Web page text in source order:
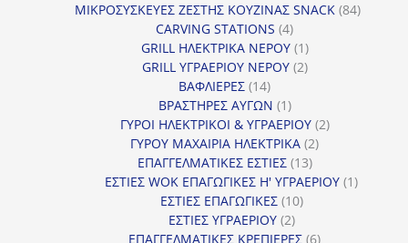
προϊόν
ΜΙΚΡΟΣΥΣΚΕΥΕΣ ΖΕΣΤΗΣ ΚΟΥΖΙΝΑΣ SNACK 8484
CARVING STATIONS 44
προϊόντα
GRILL ΗΛΕΚΤΡΙΚΑ ΝΕΡΟΥ 11
προϊόν
GRILL ΥΓΡΑΕΡΙΟΥ ΝΕΡΟΥ 22
ΒΑΦΛΙΕΡΕΣ 1414
προϊόντα
ΒΡΑΣΤΗΡΕΣ ΑΥΓΩΝ 11
προϊόν
ΓΥΡΟΙ ΗΛΕΚΤΡΙΚΟΙ & ΥΓΡΑΕΡΙΟΥ 22
ΓΥΡΟΥ ΜΑΧΑΙΡΙΑ ΗΛΕΚΤΡΙΚΑ 22
ΕΠΑΓΓΕΛΜΑΤΙΚΕΣ ΕΣΤΙΕΣ 1313
προϊόντα
ΕΣΤΙΕΣ WOK ΕΠΑΓΩΓΙΚΕΣ Η' ΥΓΡΑΕΡΙΟΥ 11
ΕΣΤΙΕΣ ΕΠΑΓΩΓΙΚΕΣ 1010
ΕΣΤΙΕΣ ΥΓΡΑΕΡΙΟΥ 22
προϊόντα
ΕΠΑΓΓΕΛΜΑΤΙΚΕΣ ΚΡΕΠΙΕΡΕΣ 66